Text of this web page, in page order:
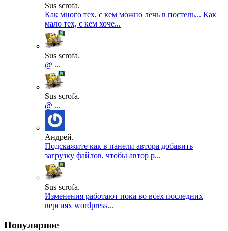
Sus scrofa.
Как много тех, с кем можно лечь в постель... Как
мало тех, с кем хоче...
Sus scrofa.
@ ...
Sus scrofa.
@ ...
Андрей.
Подскажите как в панели автора добавить
загрузку файлов, чтобы автор р...
Sus scrofa.
Изменения работают пока во всех последних
версиях wordpress...
Популярное